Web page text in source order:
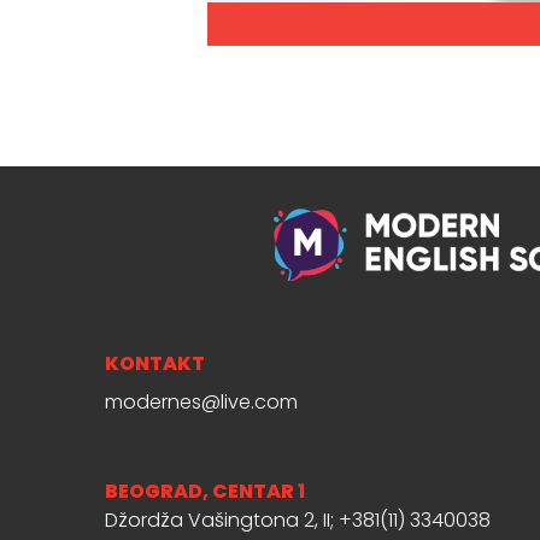
KONTAKT
modernes@live.com
BEOGRAD, CENTAR 1
Džordža Vašingtona 2, II; +381(11) 3340038